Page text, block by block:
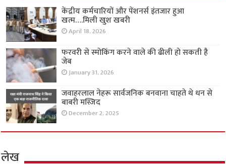
केंद्रीय कर्मचारियों और पेंशनर्स इंतजार हुआ
खत्म….मिली खुश खबरी
April 18, 2026
फरवरी से स्मोकिंग करने वाले की ढीली हो सकती है
जेब
January 31, 2026
जवाहरलाल नेहरू सार्वजनिक बनवाना चाहते थे धन से
बाबरी मस्जिद
December 2, 2025
लेख